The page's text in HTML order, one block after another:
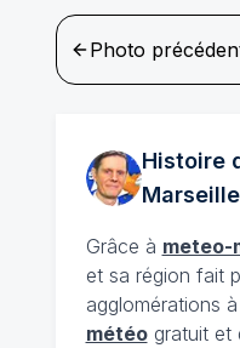
Photo
Histoire
Marseille
Grâce à meteo-
et sa région fait
agglomérations
météogratuit et